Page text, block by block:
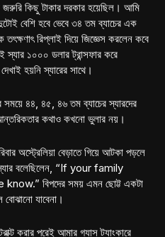
কিছু টাকার দরকার হয়েছিল। আমি
বেশি হবে ভেবে ৩৪ তম ব্যাচের এক
রিপ্লাই দিয়ে জিজ্ঞেস করলেন কবে
স্যার ১০০০ ডলার ট্রান্সফার করে
হয়নি স্যারের সাথে।
সময়ে ৪৪, ৪৫, ৪৬ তম ব্যাচের স্যারদের
কথাও কখনো ভুলার নয়।
অস্ট্রেলিয়া বেড়াতে গিয়ে আটকা পড়লে
স্যার বলেছিলেন, “If your family
বিপদের সময় এমন ছোট্ট একটা
যাবেনা।
করার পরেই আমার গ্যাস ট্যাংকারে